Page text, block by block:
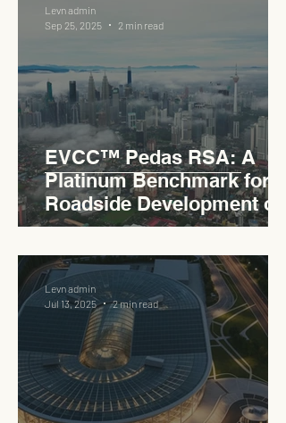
EVCC™ Pedas RSA: A
Platinum Benchmark for
Roadside Development on
the PLUS Expressway
Levn admin
Sep 25, 2025
2 min read
Levn admin
Jul 13, 2025
2 min read